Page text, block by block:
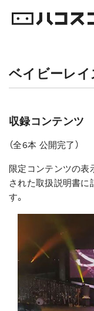
ベイビーレイ
収録コンテンツ
（全6本 公開完了）
限定コンテンツの表
された取扱説明書に
す。